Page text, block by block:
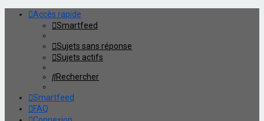
Accès rapide
Smartfeed
Sujets sans réponse
Sujets actifs
Rechercher
Smartfeed
FAQ